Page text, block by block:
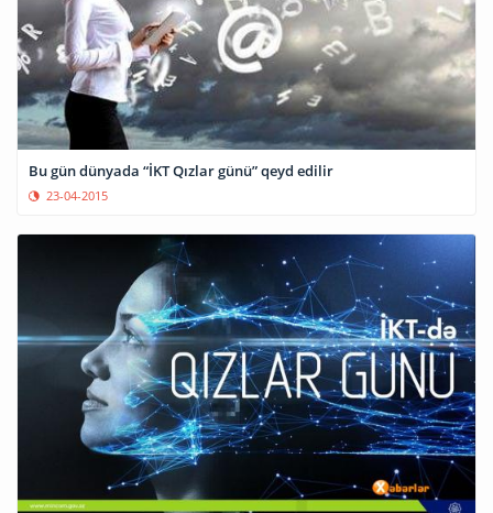
Bu gün dünyada “İKT Qızlar günü” qeyd edilir
23-04-2015